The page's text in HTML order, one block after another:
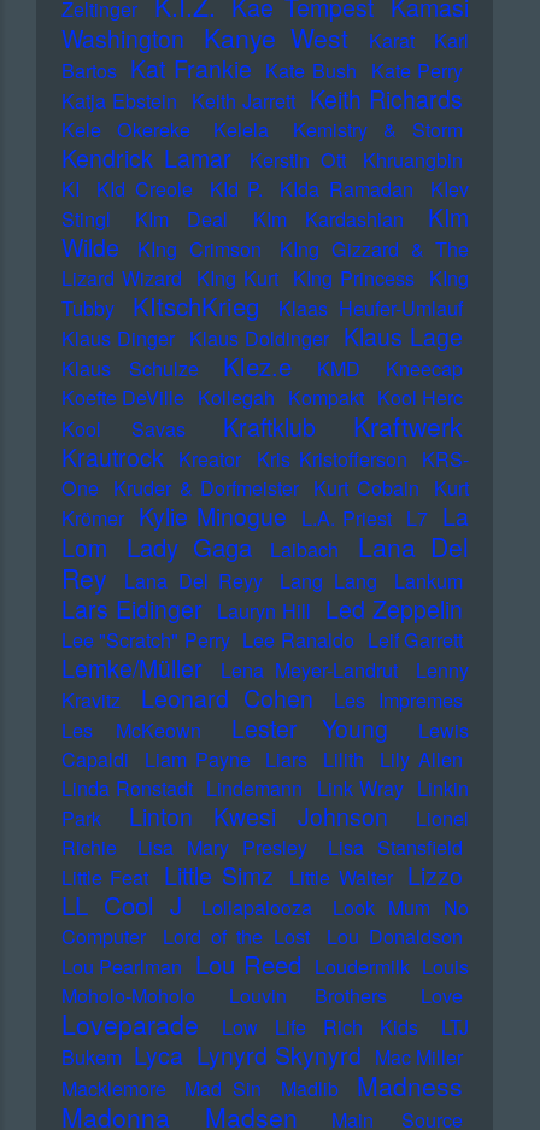
Zeltinger
Kae Tempest Kamasi
Washington
Kanye West Karat
Karl
Bartos Kat Frankie Kate Bush Kate Perry
Katja Ebstein Keith Jarrett Keith Richards
Kele Okereke Kelela Kemistry & Storm
Kendrick Lamar Kerstin Ott
Khruangbin
KI
KId Creole KId P. KIda Ramadan
KIev
Stingl
KIm Deal KIm Kardashian
KIm
Wilde
KIng Crimson
KIng Gizzard & The
Lizard Wizard KIng Kurt KIng Princess KIng
Tubby
KItschKrieg
Klaas Heufer-Umlauf
Klaus Dinger Klaus Doldinger Klaus Lage
Klaus Schulze Klez.e KMD
Kneecap
Koefte DeVille Kollegah Kompakt Kool Herc
Kool Savas
Kraftklub Kraftwerk
Krautrock Kreator Kris Kristofferson KRS-
One Kruder & Dorfmeister Kurt Cobain Kurt
Krömer Kylie Minogue L.A. Priest L7 La
Lom
Lady Gaga Laibach
Lana Del
Rey
Lana Del Reyy Lang Lang Lankum
Lars Eidinger Lauryn Hill Led Zeppelin
Lee "Scratch" Perry Lee Ranaldo Leif Garrett
Lemke/Müller Lena Meyer-Landrut
Lenny
Kravitz
Leonard Cohen
Les Impremes
Les McKeown
Lester Young
Lewis
Capaldi
Liam Payne Liars Lilith
Lily Allen
Linda Ronstadt Lindemann Link Wray Linkin
Park
Linton Kwesi Johnson
Lionel
Richie
Lisa Mary Presley
Lisa Stansfield
Little Feat Little Simz Little Walter Lizzo
LL Cool J Lollapalooza
Look Mum No
Computer
Lord of the Lost
Lou Donaldson
Lou Pearlman Lou Reed Loudermilk Louis
Moholo-Moholo
Louvin Brothers Love
Loveparade Low Life Rich Kids
LTJ
Bukem Lyca Lynyrd Skynyrd Mac Miller
Macklemore
Mad Sin Madlib
Madness
Madonna
Madsen Main Source